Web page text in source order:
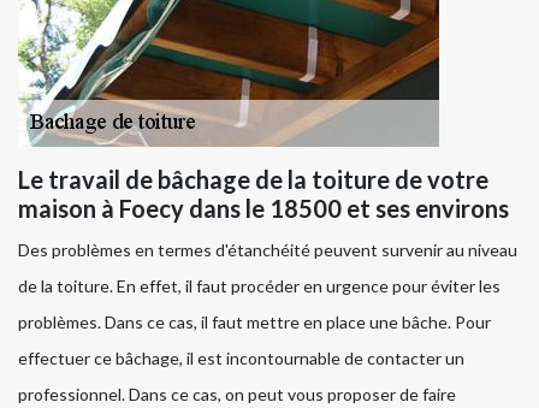
Le travail de bâchage de la toiture de votre
maison à Foecy dans le 18500 et ses environs
Des problèmes en termes d'étanchéité peuvent survenir au niveau
de la toiture. En effet, il faut procéder en urgence pour éviter les
problèmes. Dans ce cas, il faut mettre en place une bâche. Pour
effectuer ce bâchage, il est incontournable de contacter un
professionnel. Dans ce cas, on peut vous proposer de faire